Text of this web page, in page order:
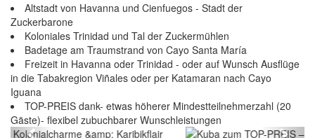
Altstadt von Havanna und Cienfuegos - Stadt der
Zuckerbarone
Koloniales Trinidad und Tal der Zuckermühlen
Badetage am Traumstrand von Cayo Santa María
Freizeit in Havanna oder Trinidad - oder auf Wunsch Ausflüge
in die Tabakregion Viñales oder per Katamaran nach Cayo
Iguana
TOP-PREIS dank- etwas höherer Mindestteilnehmerzahl (20
Gäste)- flexibel zubuchbarer Wunschleistungen
Karibikflair